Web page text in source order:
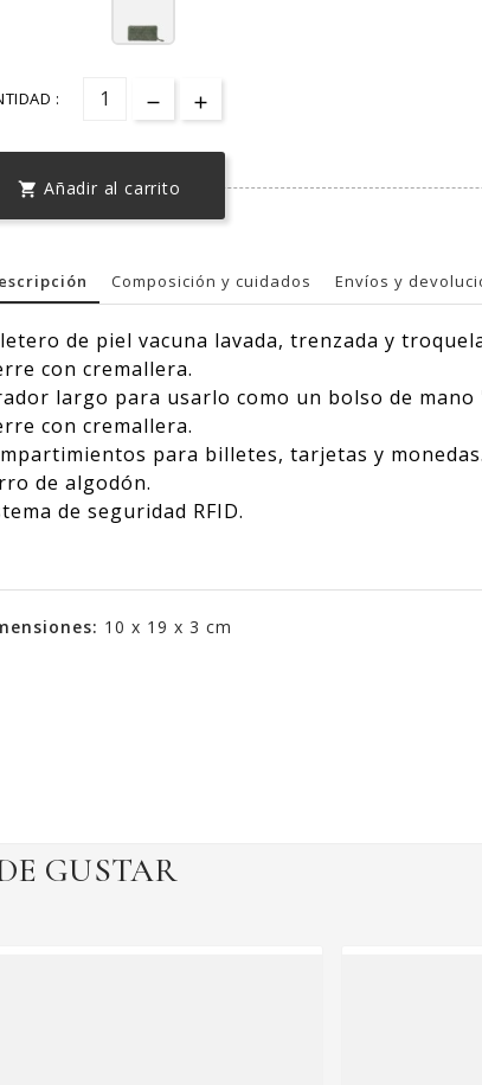
:
 Añadir al carrito
Composición y cuidados Envíos y
de piel vacuna lavada, trenzada y
con cremallera.
largo para usarlo como un bolso de mano
con cremallera.
para billetes, tarjetas y monedas.
de algodón.
de seguridad RFID.
10 x 19 x 3 cm
GUSTAR